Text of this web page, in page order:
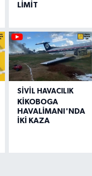
LİMİT
SIVIL HAVACILIK
KİKOBOGA
HAVALİMANI'NDA
İKİ KAZA